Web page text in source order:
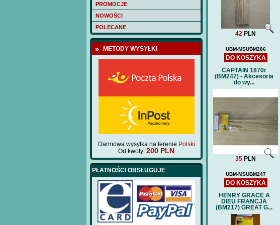
PROMOCJE
NOWOŚCI
POLECANE
METODY WYSYŁKI
Darmowa wysyłka na terenie Polski
Od kwoty: 200 PLN
PŁATNOŚCI OBSŁUGUJE
42 PLN
UBM-MSUBM286
DO KOSZYKA
CAPTAIN 1870r
(BM247) - Akcesoria
do wy...
35 PLN
UBM-MSUBM247
DO KOSZYKA
HENRY GRACE A
DIEU FRANCJA
(BM217) GREAT G...